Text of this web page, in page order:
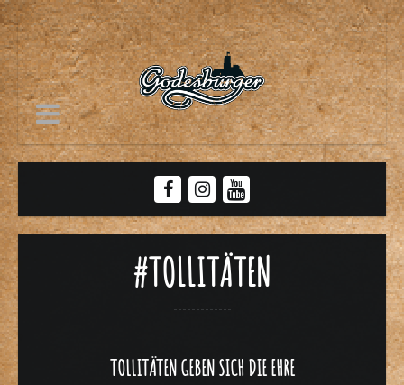
#TOLLITÄTEN
TOLLITÄTEN GEBEN SICH DIE EHRE